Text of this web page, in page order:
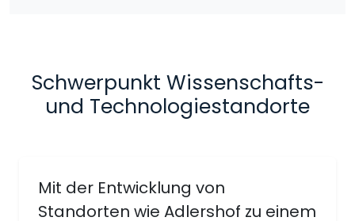
Schwerpunkt Wissenschafts-
und Technologiestandorte
Mit der Entwicklung von
Standorten wie Adlershof zu einem